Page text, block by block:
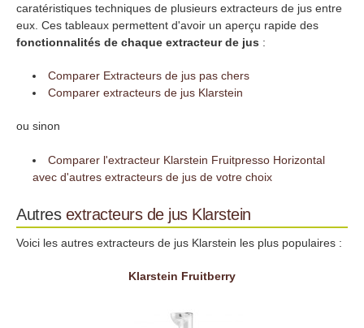
caratéristiques techniques de plusieurs extracteurs de jus entre
eux. Ces tableaux permettent d'avoir un aperçu rapide des
fonctionnalités de chaque extracteur de jus :
Comparer Extracteurs de jus pas chers
Comparer extracteurs de jus Klarstein
ou sinon
Comparer l'extracteur Klarstein Fruitpresso Horizontal
avec d'autres extracteurs de jus de votre choix
Autres extracteurs de jus Klarstein
Voici les autres extracteurs de jus Klarstein les plus populaires :
Klarstein Fruitberry